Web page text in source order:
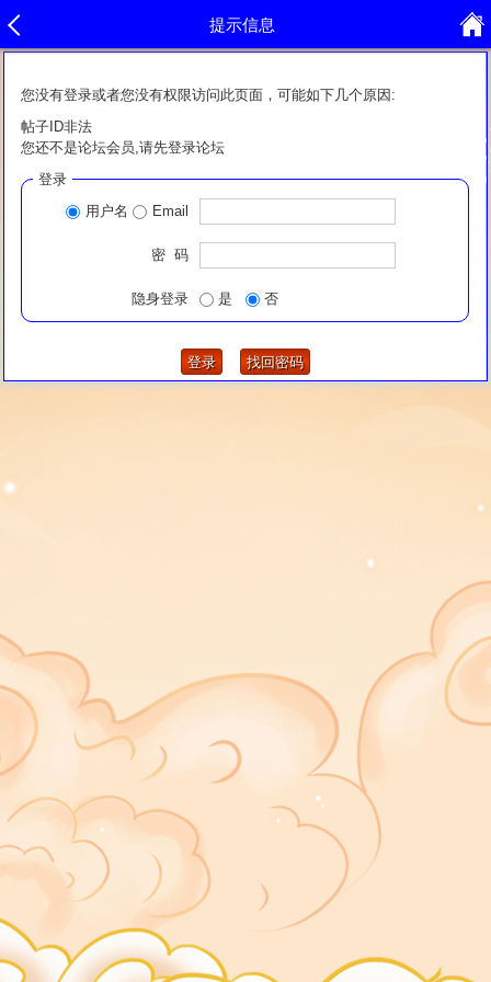
提示信息
您没有登录或者您没有权限访问此页面，可能如下几个原因:
帖子ID非法
您还不是论坛会员,请先登录论坛
登录
用户名
Email
密 码
隐身登录 是 否